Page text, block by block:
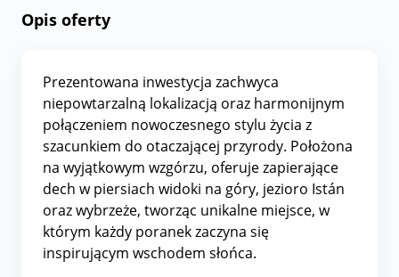
Opis oferty
Prezentowana inwestycja zachwyca
niepowtarzalną lokalizacją oraz harmonijnym
połączeniem nowoczesnego stylu życia z
szacunkiem do otaczającej przyrody. Położona
na wyjątkowym wzgórzu, oferuje zapierające
dech w piersiach widoki na góry, jezioro Istán
oraz wybrzeże, tworząc unikalne miejsce, w
którym każdy poranek zaczyna się
inspirującym wschodem słońca.